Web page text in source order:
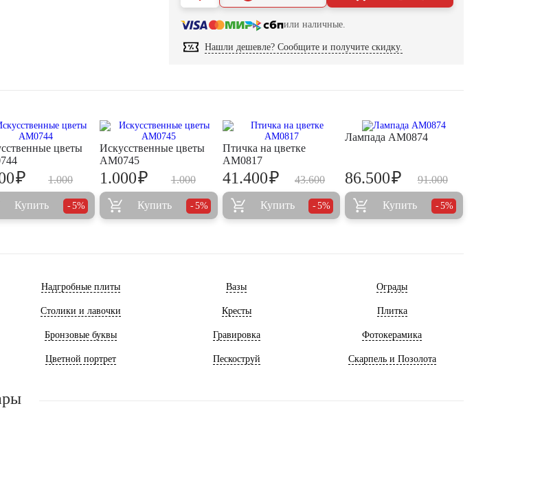
или наличные.
Нашли дешевле? Сообщите и получите скидку.
цветы
1.000
₽
Купить 5%
Искусственные цветы
AM0745
1.000
1.000₽
Купить 5%
Птичка на цветке
AM0817
43.600
41.400₽
Купить 5%
Лампада AM0874
91.000
86.500₽
Купить 5%
Надгробные плиты Вазы Ограды
Столики и лавочки Кресты Плитка
Бронзовые буквы Гравировка Фотокерамика
Цветной портрет Пескоструй Скарпель и Позолота